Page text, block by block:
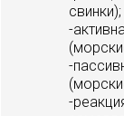
свинки);
-
-
-